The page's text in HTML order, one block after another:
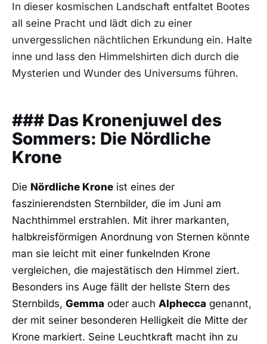
In ⁤dieser kosmischen Landschaft entfaltet Bootes
‍all seine Pracht und lädt dich‍ zu einer​
unvergesslichen nächtlichen Erkundung ein. Halte
‍inne und lass den Himmelshirten dich⁤ durch ‌die⁢
Mysterien ⁢und Wunder ‌des Universums ⁢führen.
###⁣ Das ⁣Kronenjuwel ​des ​
Sommers: Die Nördliche
Krone
Die Nördliche ⁣Krone ist ⁤eines der
faszinierendsten Sternbilder,⁣ die im Juni am
Nachthimmel erstrahlen. Mit ihrer markanten,
halbkreisförmigen Anordnung von Sternen könnte
man ‌sie leicht ‌mit einer funkelnden Krone
vergleichen, ⁤die⁤ majestätisch ‍den Himmel ziert.
Besonders ins Auge fällt der hellste ‌Stern des
Sternbilds,‍ Gemma oder auch Alphecca genannt,
der mit ‌seiner​ besonderen ‍Helligkeit die Mitte der
Krone ⁤markiert.‌ Seine Leuchtkraft macht ihn zu